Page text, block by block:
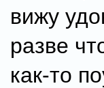
вижу
разве
как-то